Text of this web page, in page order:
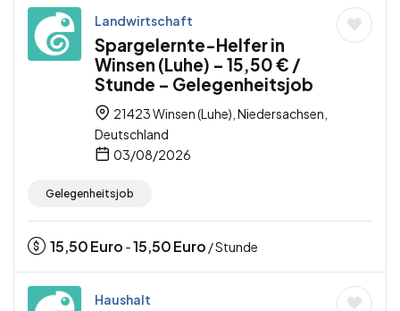
Landwirtschaft
Spargelernte-Helfer in
Winsen (Luhe) – 15,50 € /
Stunde – Gelegenheitsjob
21423 Winsen (Luhe), Niedersachsen,
Deutschland
03/08/2026
Gelegenheitsjob
15,50Euro -15,50Euro / Stunde
Haushalt